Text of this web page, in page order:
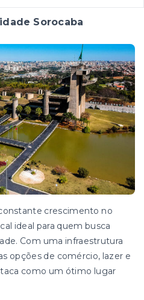
Sorocaba
crescimento no
ideal para quem busca
Com uma infraestrutura
opções de comércio, lazer e
como um ótimo lugar